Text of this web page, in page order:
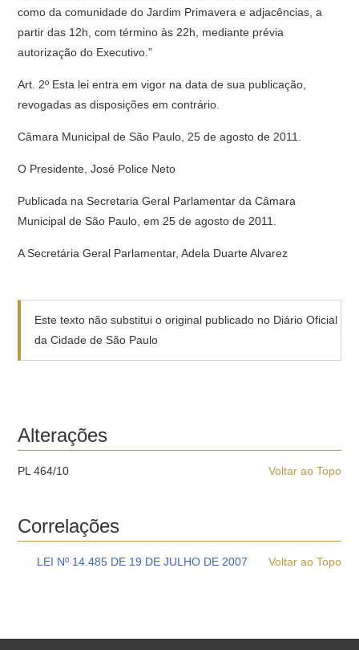
como da comunidade do Jardim Primavera e adjacências, a
partir das 12h, com término às 22h, mediante prévia
autorização do Executivo.”
Art. 2º Esta lei entra em vigor na data de sua publicação,
revogadas as disposições em contrário.
Câmara Municipal de São Paulo, 25 de agosto de 2011.
O Presidente, José Police Neto
Publicada na Secretaria Geral Parlamentar da Câmara
Municipal de São Paulo, em 25 de agosto de 2011.
A Secretária Geral Parlamentar, Adela Duarte Alvarez
Este texto não substitui o original publicado no Diário Oficial
da Cidade de São Paulo
Alterações
Voltar ao Topo
PL 464/10
Correlações
Voltar ao Topo
LEI Nº 14.485 DE 19 DE JULHO DE 2007